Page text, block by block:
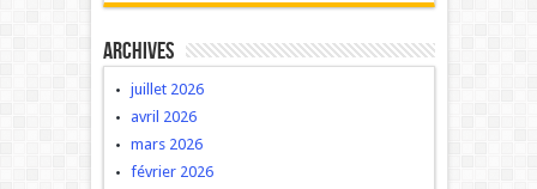
Archives
juillet 2026
avril 2026
mars 2026
février 2026